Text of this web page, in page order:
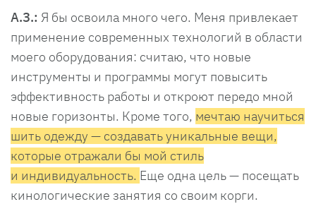
А.З.: Я бы освоилa много чего. Меня привлекает
применение современных технологий в области
моего оборудования: считаю, что новые
инструменты и программы могут повысить
эффективность работы и откроют передо мной
новые горизонты. Кроме того, мечтаю научиться
шить одежду — создавать уникальные вещи,
которые отражали бы мой стиль
и индивидуальность. Еще одна цель — посещать
кинологические занятия со своим корги.